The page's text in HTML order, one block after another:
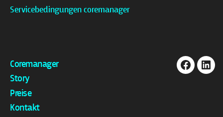
Servicebedingungen coremanager
Coremanager
Story
Preise
Kontakt
Facebook